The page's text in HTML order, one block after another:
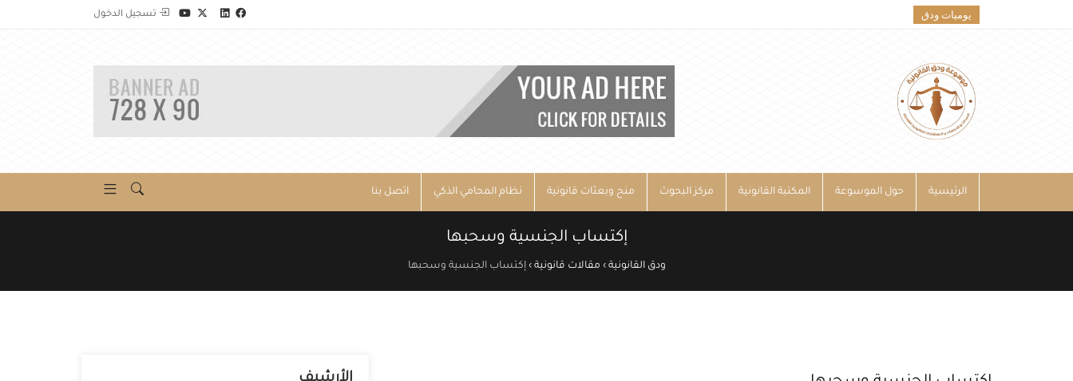
يوميات ودق تسجيل الدخول
الرئيسية حول الموسوعة المكتبة القانونية مركز البحوث منح وبعثات قانونية نظام المحامي الذكي اتصل بنا
إكتساب الجنسية وسحبها
ودق القانونية › مقالات قانونية ›إكتساب الجنسية وسحبها